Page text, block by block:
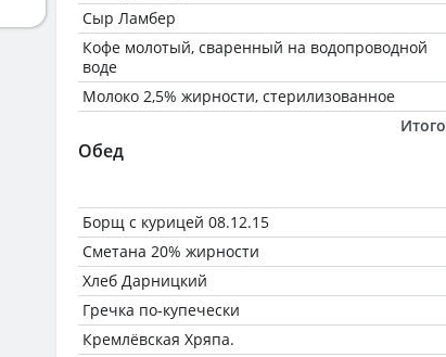
Сыр Ламбер
Кофе молотый, сваренный на водопроводной
воде
Молоко 2,5% жирности, стерилизованное
Итого
Обед
Борщ с курицей 08.12.15
Сметана 20% жирности
Хлеб Дарницкий
Гречка по-купечески
Кремлёвская Хряпа.